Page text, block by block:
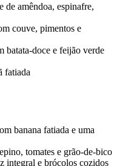
de amêndoa, espinafre,
couve, pimentos e
batata-doce e feijão verde
fatiada
banana fatiada e uma
tomates e grão-de-bico
integral e brócolos cozidos